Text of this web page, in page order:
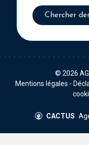
© 2026
Mentions légales -
CACTUS